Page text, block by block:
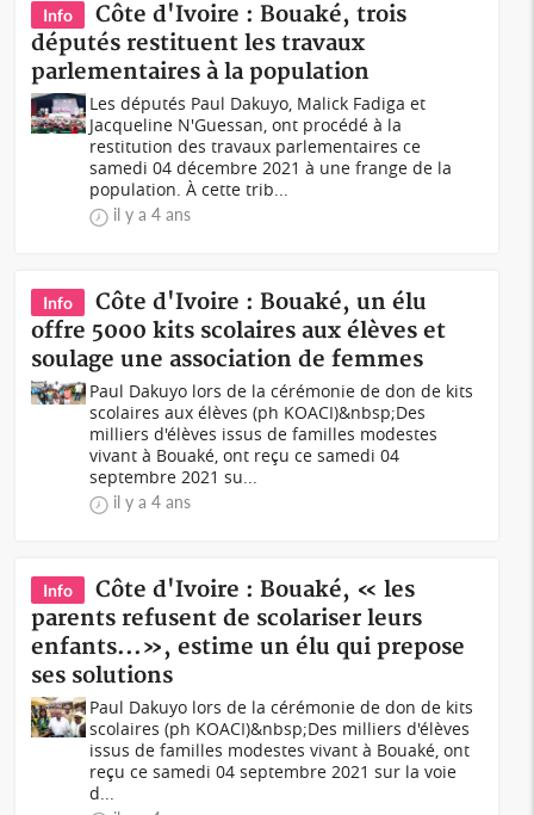
Info
Côte d'Ivoire : Bouaké, trois
députés restituent les travaux
parlementaires à la population
Les députés Paul Dakuyo, Malick Fadiga et
Jacqueline N'Guessan, ont procédé à la
restitution des travaux parlementaires ce
samedi 04 décembre 2021 à une frange de la
population. À cette trib...
il y a 4 ans
Info
Côte d'Ivoire : Bouaké, un élu
offre 5000 kits scolaires aux élèves et
soulage une association de femmes
Paul Dakuyo lors de la cérémonie de don de kits
scolaires aux élèves (ph KOACI)&nbsp;Des
milliers d'élèves issus de familles modestes
vivant à Bouaké, ont reçu ce samedi 04
septembre 2021 su...
il y a 4 ans
Info
Côte d'Ivoire : Bouaké, « les
parents refusent de scolariser leurs
enfants...», estime un élu qui prepose
ses solutions
Paul Dakuyo lors de la cérémonie de don de kits
scolaires (ph KOACI)&nbsp;Des milliers d'élèves
issus de familles modestes vivant à Bouaké, ont
reçu ce samedi 04 septembre 2021 sur la voie
d...